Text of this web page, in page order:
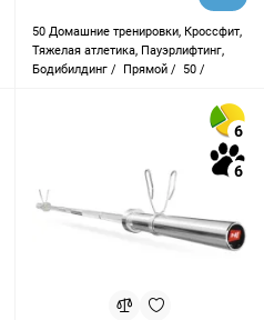
50 Домашние тренировки, Кроссфит,
Тяжелая атлетика, Пауэрлифтинг,
Бодибилдинг /
Прямой / 50 /
6
6